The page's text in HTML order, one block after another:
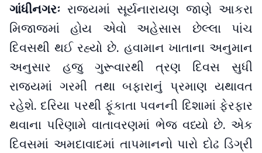
ગાંધીનગરઃ રાજ્યમાં સૂર્યનારાયણ જાણે આકરા
મિજાજમાં હોય એવો અહેસાસ છેલ્લા પાંચ
દિવસથી થઈ રહ્યો છે. હવામાન ખાતાના અનુમાન
અનુસાર હજુ ગુરૂવારથી ત્રણ દિવસ સુધી
રાજ્યમાં ગરમી તથા બફારાનું પ્રમાણ યથાવત
રહેશે. દરિયા પરથી ફૂંકાતા પવનની દિશામાં ફેરફાર
થવાના પરિણામે વાતાવરણમાં ભેજ વધ્યો છે. એક
દિવસમાં અમદાવાદમાં તાપમાનનો પારો દોઢ ડિગ્રી